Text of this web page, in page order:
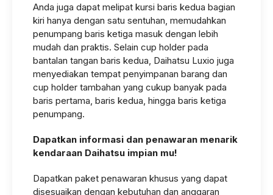
Anda juga dapat melipat kursi baris kedua bagian
kiri hanya dengan satu sentuhan, memudahkan
penumpang baris ketiga masuk dengan lebih
mudah dan praktis. Selain cup holder pada
bantalan tangan baris kedua, Daihatsu Luxio juga
menyediakan tempat penyimpanan barang dan
cup holder tambahan yang cukup banyak pada
baris pertama, baris kedua, hingga baris ketiga
penumpang.
Dapatkan informasi dan penawaran menarik
kendaraan Daihatsu impian mu!
Dapatkan paket penawaran khusus yang dapat
disesuaikan dengan kebutuhan dan anggaran